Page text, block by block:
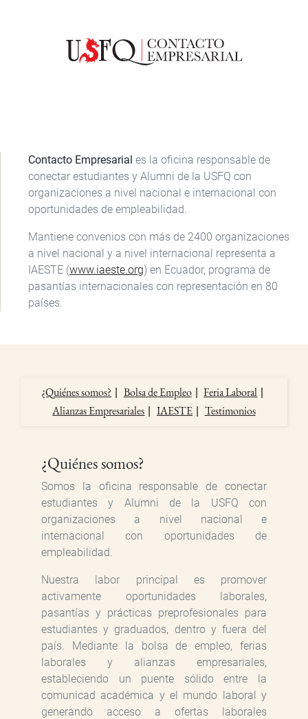
Contacto Empresarial es la oficina responsable de
conectar estudiantes y Alumni de la USFQ con
organizaciones a nivel nacional e internacional con
oportunidades de empleabilidad.
Mantiene convenios con más de 2400 organizaciones
a nivel nacional y a nivel internacional representa a
IAESTE (www.iaeste.org) en Ecuador, programa de
pasantías internacionales con representación en 80
países.
¿Quiénes somos? Bolsa de Empleo
Feria Laboral
Alianzas Empresariales
IAESTE Testimonios
¿Quiénes somos?
Somos la oficina responsable de conectar
estudiantes y Alumni de la USFQ con
organizaciones a nivel nacional e
internacional con oportunidades de
empleabilidad.
Nuestra labor principal es promover
activamente oportunidades laborales,
pasantías y prácticas preprofesionales para
estudiantes y graduados, dentro y fuera del
país. Mediante la bolsa de empleo, ferias
laborales y alianzas empresariales,
estableciendo un puente sólido entre la
comunicad académica y el mundo laboral y
generando acceso a ofertas laborales